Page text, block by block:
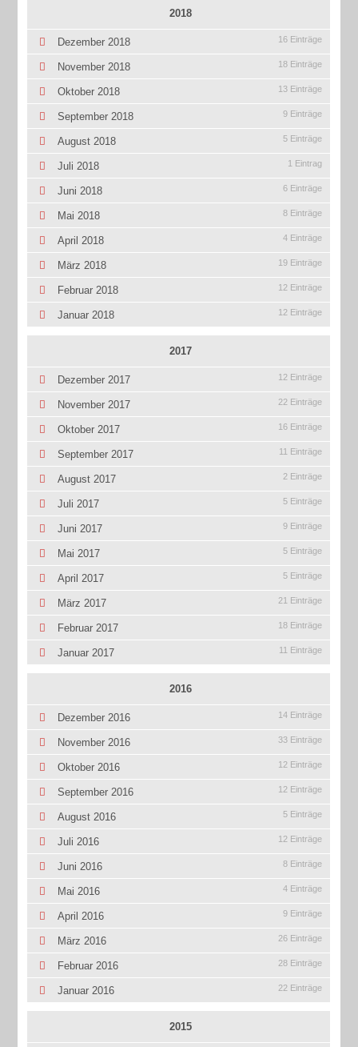
2018
Dezember 2018 16 Einträge
November 2018 18 Einträge
Oktober 2018 13 Einträge
September 2018 9 Einträge
August 2018 5 Einträge
Juli 2018 1 Eintrag
Juni 2018 6 Einträge
Mai 2018 8 Einträge
April 2018 4 Einträge
März 2018 19 Einträge
Februar 2018 12 Einträge
Januar 2018 12 Einträge
2017
Dezember 2017 12 Einträge
November 2017 22 Einträge
Oktober 2017 16 Einträge
September 2017 11 Einträge
August 2017 2 Einträge
Juli 2017 5 Einträge
Juni 2017 9 Einträge
Mai 2017 5 Einträge
April 2017 5 Einträge
März 2017 21 Einträge
Februar 2017 18 Einträge
Januar 2017 11 Einträge
2016
Dezember 2016 14 Einträge
November 2016 33 Einträge
Oktober 2016 12 Einträge
September 2016 12 Einträge
August 2016 5 Einträge
Juli 2016 12 Einträge
Juni 2016 8 Einträge
Mai 2016 4 Einträge
April 2016 9 Einträge
März 2016 26 Einträge
Februar 2016 28 Einträge
Januar 2016 22 Einträge
2015